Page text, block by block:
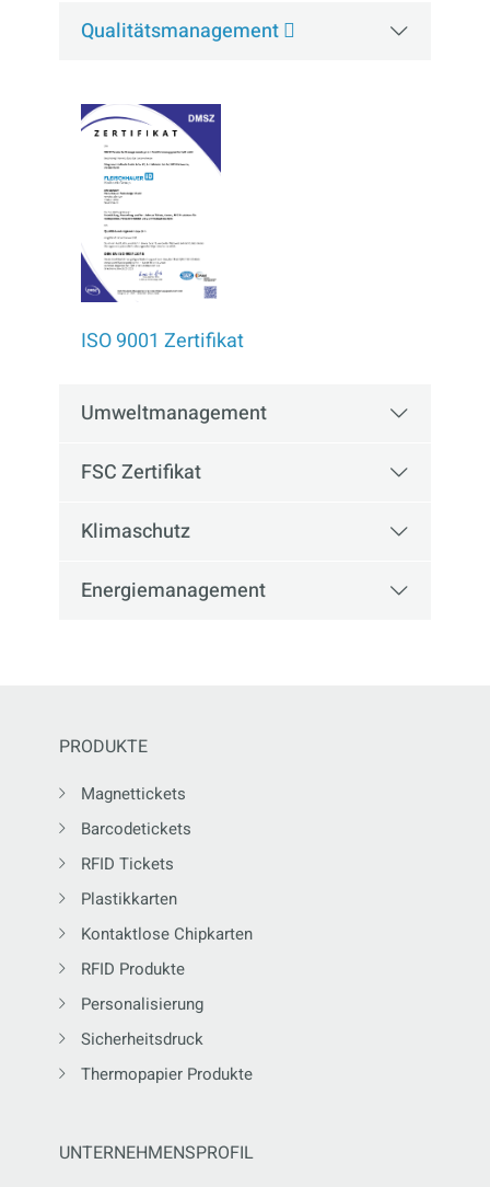
Qualitätsmanagement
ISO 9001 Zertifikat
Umweltmanagement
FSC Zertifikat
Klimaschutz
Energiemanagement
PRODUKTE
Magnettickets
Barcodetickets
RFID Tickets
Plastikkarten
Kontaktlose Chipkarten
RFID Produkte
Personalisierung
Sicherheitsdruck
Thermopapier Produkte
UNTERNEHMENSPROFIL